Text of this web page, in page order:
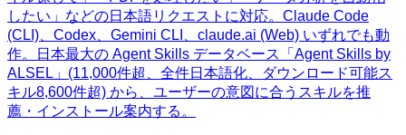
したい」などの日本語リクエストに対応。Claude Code
(CLI)、Codex、Gemini CLI、claude.ai (Web) いずれでも動
作。日本最大の Agent Skills データベース「Agent Skills by
ALSEL」(11,000件超、全件日本語化、ダウンロード可能ス
キル8,600件超) から、ユーザーの意図に合うスキルを推
薦・インストール案内する。